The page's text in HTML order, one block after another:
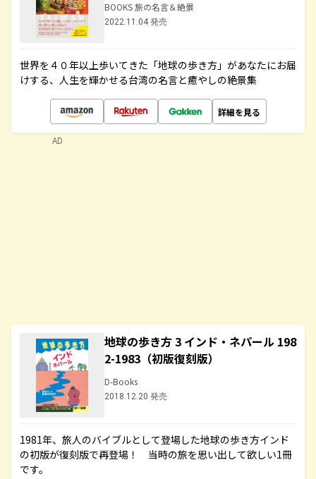
BOOKS 旅の名言＆絶景
2022.11.04 発売
世界を４０年以上歩いてきた「地球の歩き方」があなたにお届
けする、人生を輝かせる台湾の名言と癒やしの絶景集
詳細を見る
地球の歩き方 3 インド・ネパール 198
2-1983（初版復刻版）
D-Books
2018.12.20 発売
1981年、旅人のバイブルとして登場した地球の歩き方インド
の初版が復刻版で再登場！ 当時の旅を思い出して欲しい1冊
です。
AD